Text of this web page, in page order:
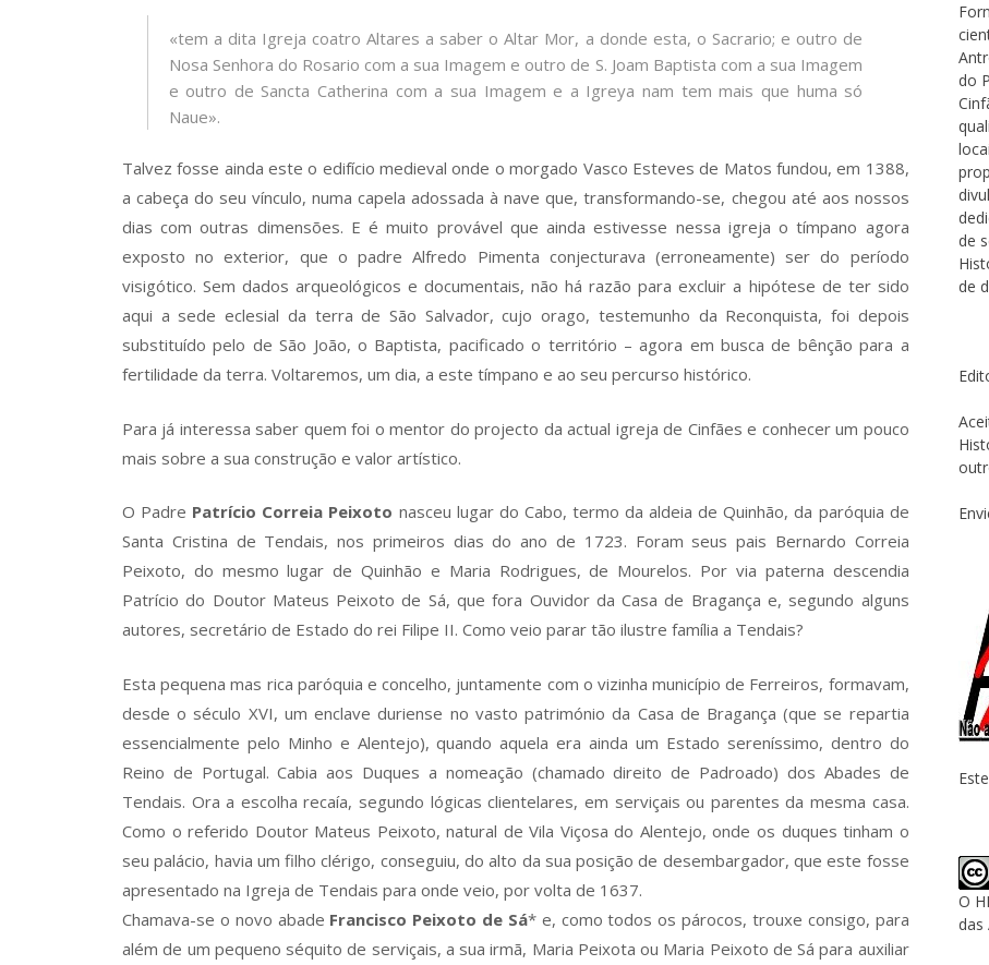
«tem a dita Igreja coatro Altares a saber o Altar Mor, a donde esta, o Sacrario; e outro de
Nosa Senhora do Rosario com a sua Imagem e outro de S. Joam Baptista com a sua Imagem
e outro de Sancta Catherina com a sua Imagem e a Igreya nam tem mais que huma só
Naue».
Talvez fosse ainda este o edifício medieval onde o morgado Vasco Esteves de Matos fundou, em 1388,
a cabeça do seu vínculo, numa capela adossada à nave que, transformando-se, chegou até aos nossos
dias com outras dimensões. E é muito provável que ainda estivesse nessa igreja o tímpano agora
exposto no exterior, que o padre Alfredo Pimenta conjecturava (erroneamente) ser do período
visigótico. Sem dados arqueológicos e documentais, não há razão para excluir a hipótese de ter sido
aqui a sede eclesial da terra de São Salvador, cujo orago, testemunho da Reconquista, foi depois
substituído pelo de São João, o Baptista, pacificado o território – agora em busca de bênção para a
fertilidade da terra. Voltaremos, um dia, a este tímpano e ao seu percurso histórico.
Para já interessa saber quem foi o mentor do projecto da actual igreja de Cinfães e conhecer um pouco
mais sobre a sua construção e valor artístico.
O Padre Patrício Correia Peixoto nasceu lugar do Cabo, termo da aldeia de Quinhão, da paróquia de
Santa Cristina de Tendais, nos primeiros dias do ano de 1723. Foram seus pais Bernardo Correia
Peixoto, do mesmo lugar de Quinhão e Maria Rodrigues, de Mourelos. Por via paterna descendia
Patrício do Doutor Mateus Peixoto de Sá, que fora Ouvidor da Casa de Bragança e, segundo alguns
autores, secretário de Estado do rei Filipe II. Como veio parar tão ilustre família a Tendais?
Esta pequena mas rica paróquia e concelho, juntamente com o vizinha município de Ferreiros, formavam,
desde o século XVI, um enclave duriense no vasto património da Casa de Bragança (que se repartia
essencialmente pelo Minho e Alentejo), quando aquela era ainda um Estado sereníssimo, dentro do
Reino de Portugal. Cabia aos Duques a nomeação (chamado direito de Padroado) dos Abades de
Tendais. Ora a escolha recaía, segundo lógicas clientelares, em serviçais ou parentes da mesma casa.
Como o referido Doutor Mateus Peixoto, natural de Vila Viçosa do Alentejo, onde os duques tinham o
seu palácio, havia um filho clérigo, conseguiu, do alto da sua posição de desembargador, que este fosse
apresentado na Igreja de Tendais para onde veio, por volta de 1637.
Chamava-se o novo abade Francisco Peixoto de Sá* e, como todos os párocos, trouxe consigo, para
além de um pequeno séquito de serviçais, a sua irmã, Maria Peixota ou Maria Peixoto de Sá para auxiliar
do
de
de
O
das